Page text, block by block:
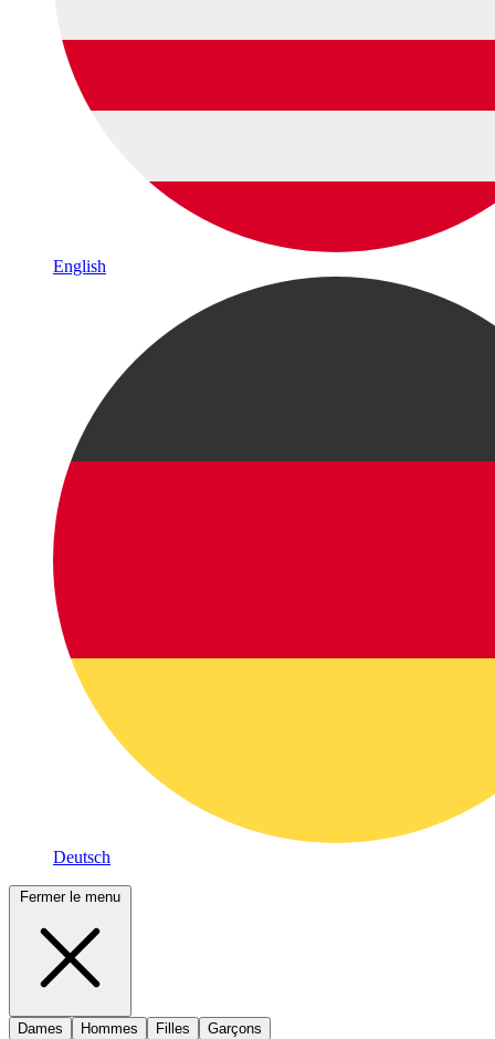
English
Deutsch
Fermer le menu
Dames Hommes Filles Garçons